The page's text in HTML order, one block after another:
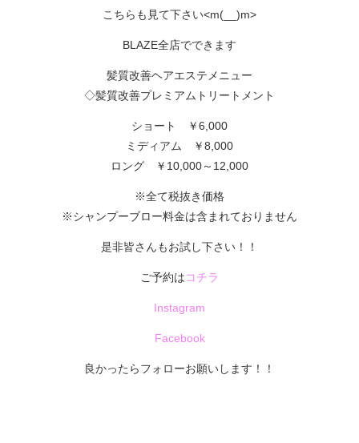
こちらも見て下さい<m(__)m>
BLAZE全店でできます
髪質改善ヘアエステメニュー
◇髪質改善プレミアムトリートメント
ショート ￥6,000
ミディアム ￥8,000
ロング ￥10,000～12,000
※全て税抜き価格
※シャンプーブロー料金は含まれておりません
是非皆さんもお試し下さい！！
ご予約はコチラ
Instagram
Facebook
良かったらフォローお願いします！！